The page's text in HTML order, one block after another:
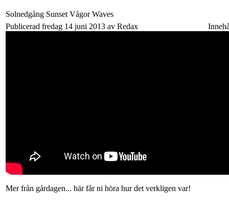
Solnedgång Sunset Vågor Waves
Publicerad fredag 14 juni 2013 av Redax
Mer från gårdagen... här får ni höra hur det verkligen var!